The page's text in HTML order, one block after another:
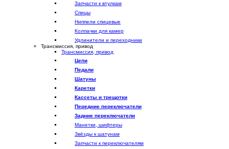
Запчасти к втулкам
Спицы
Ниппели спицевые
Колпачки для камер
Удлинители и переходники
Трансмиссия, привод
Трансмиссия, привод
Цепи
Педали
Шатуны
Каретки
Кассеты и трещотки
Передние переключатели
Задние переключатели
Манетки, шифтеры
Звёзды к шатунам
Запчасти к переключателям